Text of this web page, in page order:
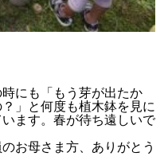
にも「もう芽が出たか
」と何度も植木鉢を見に
ます。春が待ち遠しいで
お母さま方、ありがとう